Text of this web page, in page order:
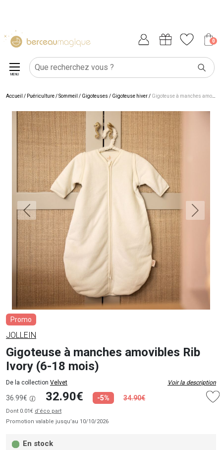
0
MENU
Accueil / Puériculture/Sommeil / Gigoteuses / Gigoteuse hiver/ Gigoteuse à manches amovibles Rib Ivory (6-18 mois)
Promo
JOLLEIN
Gigoteuse à manches amovibles Rib
Ivory (6-18 mois)
De la collection Velvet Voir la description
36.99€ 32.90€ -5% 34.90€
Dont 0.01€ d’éco part
Promotion valable jusqu’au 10/10/2026
En stock